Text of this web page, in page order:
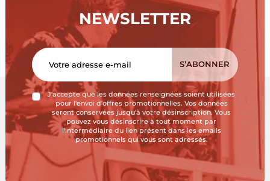
NEWSLETTER
J'accepte que les données renseignées soient utilisées
pour l'envoi d'offres promotionnelles. Vos données
seront conservées jusqu'à votre désinscription. Vous
pouvez vous désinscrire à tout moment par
l'intermédiaire du lien présent dans les emails
promotionnels qui vous sont adressés.